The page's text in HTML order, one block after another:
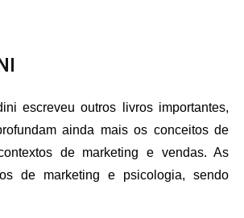
escreveu outros livros importantes,
ainda mais os conceitos de
de marketing e vendas. As
de marketing e psicologia, sendo